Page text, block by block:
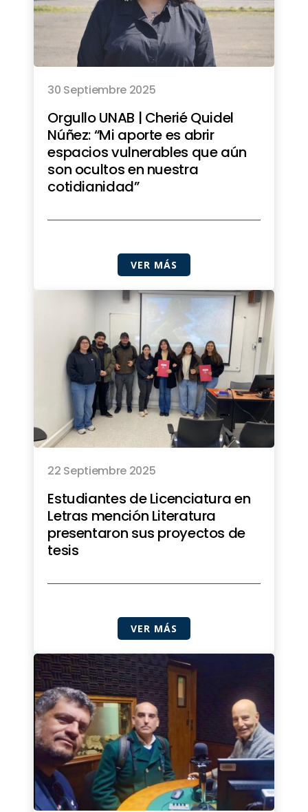
30 Septiembre 2025
Orgullo UNAB | Cherié Quidel
Núñez: “Mi aporte es abrir
espacios vulnerables que aún
son ocultos en nuestra
cotidianidad”
VER MÁS
22 Septiembre 2025
Estudiantes de Licenciatura en
Letras mención Literatura
presentaron sus proyectos de
tesis
VER MÁS